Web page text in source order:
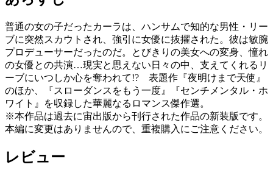
普通の女の子だったカーラは、ハンサムで知的な男性・リー
ブに突然スカウトされ、強引に女優に抜擢された。彼は敏腕
プロデューサーだったのだ。とびきりの美女への変身、憧れ
の女優との共演…現実と思えない日々の中、支えてくれるリ
ーブにいつしか心を奪われて!? 表題作『夜明けまで天使』
のほか、『スローダンスをもう一度』『センチメンタル・ホ
ワイト』を収録した華麗なるロマンス傑作選。
※本作品は過去に宙出版から刊行された作品の新装版です。
本編に変更はありませんので、重複購入にご注意ください。
レビュー